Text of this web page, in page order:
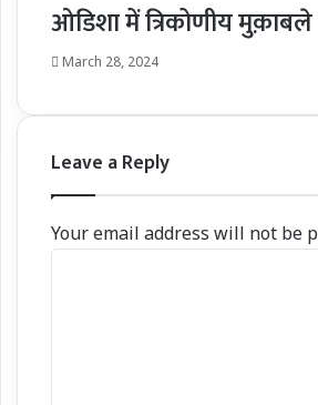
ओडिशा में त्रिकोणीय
March 28, 2024
Leave a Reply
Your email address will not be